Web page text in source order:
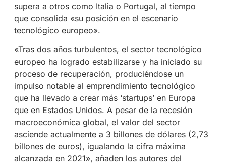
supera a otros como Italia o Portugal, al tiempo
que consolida «su posición en el escenario
tecnológico europeo».
«Tras dos años turbulentos, el sector tecnológico
europeo ha logrado estabilizarse y ha iniciado su
proceso de recuperación, produciéndose un
impulso notable al emprendimiento tecnológico
que ha llevado a crear más ‘startups’ en Europa
que en Estados Unidos. A pesar de la recesión
macroeconómica global, el valor del sector
asciende actualmente a 3 billones de dólares (2,73
billones de euros), igualando la cifra máxima
alcanzada en 2021», añaden los autores del